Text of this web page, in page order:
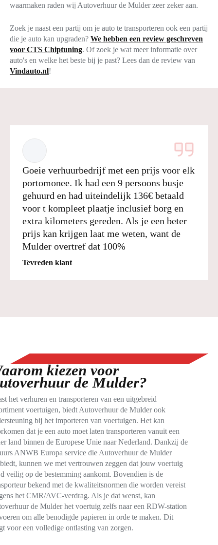
waarmaken raden wij Autoverhuur de Mulder zeer zeker aan.
Zoek je naast een partij om je auto te transporteren ook een partij
die je auto kan upgraden? We hebben een review geschreven
voor CTS Chiptuning. Of zoek je wat meer informatie over
auto's en welke het beste bij je past? Lees dan de review van
Vindauto.nl!
Goeie verhuurbedrijf met een prijs voor elk
portomonee. Ik had een 9 persoons busje
gehuurd en had uiteindelijk 136€ betaald
voor t kompleet plaatje inclusief borg en
extra kilometers gereden. Als je een beter
prijs kan krijgen laat me weten, want de
Mulder overtref dat 100%
Tevreden klant
kiezen voor
de Mulder?
het verhuren en transporteren van een uitgebreid
voertuigen, biedt Autoverhuur de Mulder ook
bij het importeren van voertuigen. Het kan
dat je een auto moet laten transporteren vanuit een
land binnen de Europese Unie naar Nederland. Dankzij de
ANWB Europa service die Autoverhuur de Mulder
kunnen we met vertrouwen zeggen dat jouw voertuig
veilig op de bestemming aankomt. Bovendien is de
bekend met de kwaliteitsnormen die worden vereist
het CMR/AVC-verdrag. Als je dat wenst, kan
de Mulder het voertuig zelfs naar een RDW-station
om alle benodigde papieren in orde te maken. Dit
voor een volledige ontlasting van zorgen.